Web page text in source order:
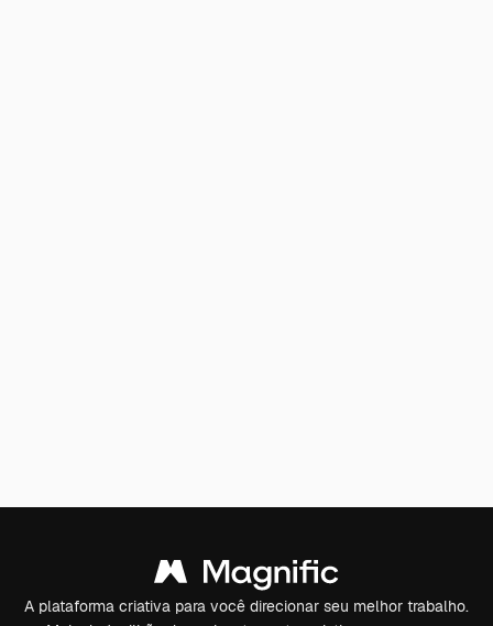
A plataforma criativa para você direcionar seu melhor trabalho.